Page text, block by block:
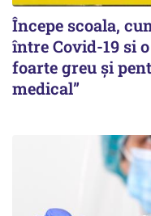
Începe scoala,
între Covid-19 si
foarte greu și
medical”